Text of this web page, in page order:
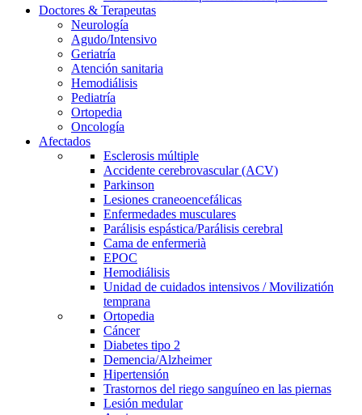
Doctores & Terapeutas
Neurología
Agudo/Intensivo
Geriatría
Atención sanitaria
Hemodiálisis
Pediatría
Ortopedia
Oncología
Afectados
Esclerosis múltiple
Accidente cerebrovascular (ACV)
Parkinson
Lesiones craneoencefálicas
Enfermedades musculares
Parálisis espástica/Parálisis cerebral
Cama de enfermerià
EPOC
Hemodiálisis
Unidad de cuidados intensivos / Movilizatión
temprana
Ortopedia
Cáncer
Diabetes tipo 2
Demencia/Alzheimer
Hipertensión
Trastornos del riego sanguíneo en las piernas
Lesión medular